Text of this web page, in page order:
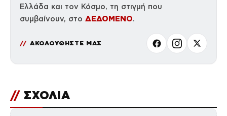
Ελλάδα και τον Κόσμο, τη στιγμή που
συμβαίνουν, στο ΔΕΔΟΜΕΝΟ.
ΑΚΟΛΟΥΘΗΣΤΕ ΜΑΣ
// ΣΧΟΛΙΑ